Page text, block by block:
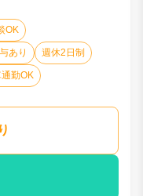
OK
あり 週休2日制
勤OK